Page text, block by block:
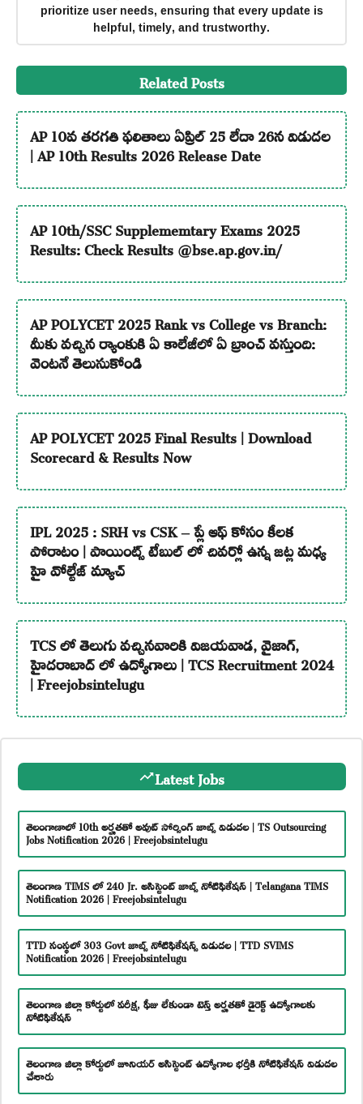
prioritize user needs, ensuring that every update is
helpful, timely, and trustworthy.
Related Posts
AP 10వ తరగతి ఫలితాలు ఏప్రిల్ 25 లేదా 26న విడుదల
| AP 10th Results 2026 Release Date
AP 10th/SSC Supplememtary Exams 2025
Results: Check Results @bse.ap.gov.in/
AP POLYCET 2025 Rank vs College vs Branch:
మీకు వచ్చిన ర్యాంకుకి ఏ కాలేజీలో ఏ బ్రాంచ్ వస్తుంది:
వెంటనే తెలుసుకోండి
AP POLYCET 2025 Final Results | Download
Scorecard & Results Now
IPL 2025 : SRH vs CSK – ప్లే ఆఫ్ కోసం కీలక
పోరాటం | పాయింట్స్ టేబుల్ లో చివర్లో ఉన్న జట్ల మధ్య
హై వోల్టేజ్ మ్యాచ్
TCS లో తెలుగు వచ్చినవారికి విజయవాడ, వైజాగ్,
హైదరాబాద్ లో ఉద్యోగాలు | TCS Recruitment 2024
| Freejobsintelugu
Latest Jobs
తెలంగాణాలో 10th అర్హతతో అవుట్ సోర్సింగ్ జాబ్స్ విడుదల | TS Outsourcing
Jobs Notification 2026 | Freejobsintelugu
తెలంగాణ TIMS లో 240 Jr. అసిస్టెంట్ జాబ్స్ నోటిఫికేషన్ | Telangana TIMS
Notification 2026 | Freejobsintelugu
TTD సంస్థలో 303 Govt జాబ్స్ నోటిఫికేషన్స్ విడుదల | TTD SVIMS
Notification 2026 | Freejobsintelugu
తెలంగాణ జిల్లా కోర్టులో పరీక్ష, ఫీజు లేకుండా టెన్త్ అర్హతతో డైరెక్ట్ ఉద్యోగాలకు
నోటిఫికేషన్
తెలంగాణ జిల్లా కోర్టులో జూనియర్ అసిస్టెంట్ ఉద్యోగాల భర్తీకి నోటిఫికేషన్ విడుదల
చేశారు